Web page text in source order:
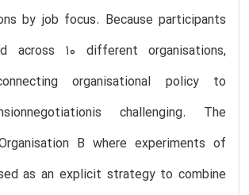
by job focus. Because participants
across 10 different organisations,
organisational policy to
challenging. The
B where experiments of
as an explicit strategy to combine